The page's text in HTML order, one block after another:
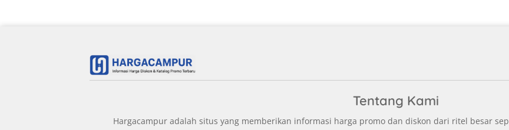
Tentang Kami
Hargacampur adalah situs yang memberikan informasi harga promo dan diskon dari ritel besar